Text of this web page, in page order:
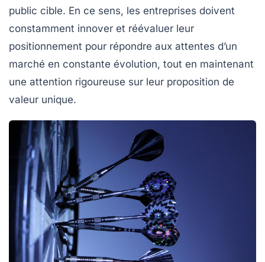
public cible. En ce sens, les entreprises doivent
constamment innover et réévaluer leur
positionnement pour répondre aux attentes d’un
marché en constante évolution, tout en maintenant
une attention rigoureuse sur leur proposition de
valeur unique.